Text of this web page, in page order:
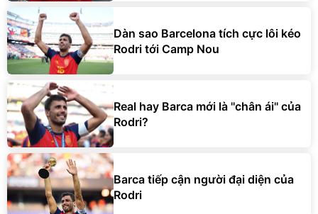
Dàn sao Barcelona tích cực lôi kéo
Rodri tới Camp Nou
Real hay Barca mới là ''chân ái'' của
Rodri?
Barca tiếp cận người đại diện của
Rodri